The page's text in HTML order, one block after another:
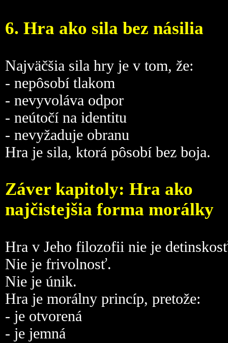
6. Hra ako sila bez násilia
Najväčšia sila hry je v tom, že:
- nepôsobí tlakom
- nevyvoláva odpor
- neútočí na identitu
- nevyžaduje obranu
Hra je sila, ktorá pôsobí bez boja.
Záver kapitoly: Hra ako
najčistejšia forma morálky
Hra v Jeho filozofii nie je
Nie je frivolnosť.
Nie je únik.
Hra je morálny princíp, pretože:
- je otvorená
- je jemná